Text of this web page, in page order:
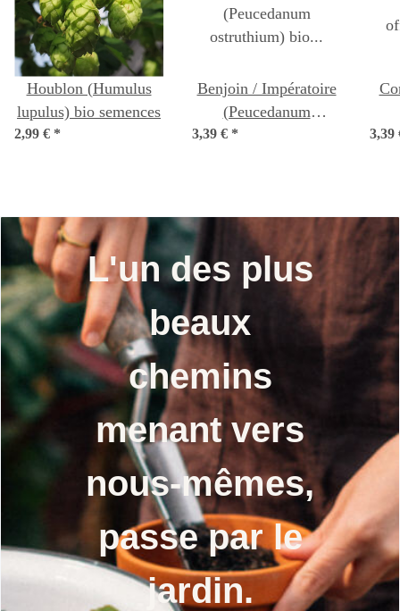
Houblon (Humulus
lupulus) bio semences
2,99 € *
Benjoin / Impératoire
(Peucedanum
ostruthium) bio
3,39 € * 3,39
L'un des plus
beaux
chemins
menant vers
nous-mêmes,
passe par le
jardin.